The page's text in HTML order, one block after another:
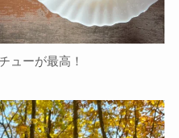
ューが最高！